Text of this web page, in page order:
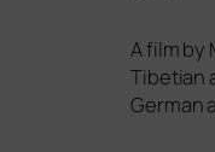
A film by
Tibetian
German